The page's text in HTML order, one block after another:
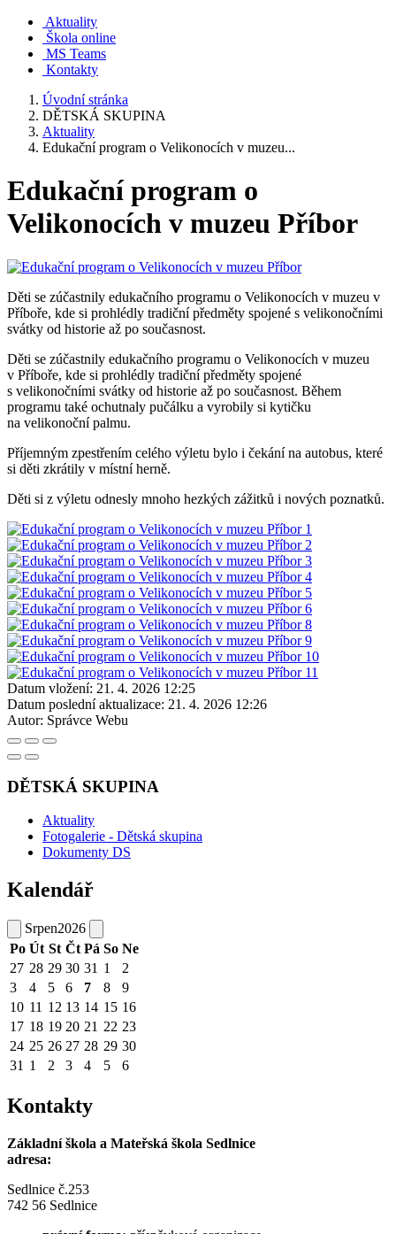
Aktuality
Škola online
MS Teams
Kontakty
Úvodní stránka
DĚTSKÁ SKUPINA
Aktuality
Edukační program o Velikonocích v muzeu...
Edukační program o
Velikonocích v muzeu Příbor
Děti se zúčastnily edukačního programu o Velikonocích v muzeu v
Příboře, kde si prohlédly tradiční předměty spojené s velikonočními
svátky od historie až po současnost.
Děti se zúčastnily edukačního programu o Velikonocích v muzeu
v Příboře, kde si prohlédly tradiční předměty spojené
s velikonočními svátky od historie až po současnost. Během
programu také ochutnaly pučálku a vyrobily si kytičku
na velikonoční palmu.
Příjemným zpestřením celého výletu bylo i čekání na autobus, které
si děti zkrátily v místní herně.
Děti si z výletu odnesly mnoho hezkých zážitků i nových poznatků.
Datum vložení: 21. 4. 2026 12:25
Datum poslední aktualizace: 21. 4. 2026 12:26
Autor: Správce Webu
DĚTSKÁ SKUPINA
Aktuality
Fotogalerie - Dětská skupina
Dokumenty DS
Kalendář
Srpen2026
Po Út St Čt Pá So Ne
27 28 29 30 31 1
2
3
4 5 6 7 8
9
10 11 12 13 14 15 16
17 18 19 20 21 22 23
24 25 26 27 28 29 30
31 1 2 3 4 5 6
Kontakty
Základní škola a Mateřská škola Sedlnice
adresa:
Sedlnice č.253
742 56 Sedlnice